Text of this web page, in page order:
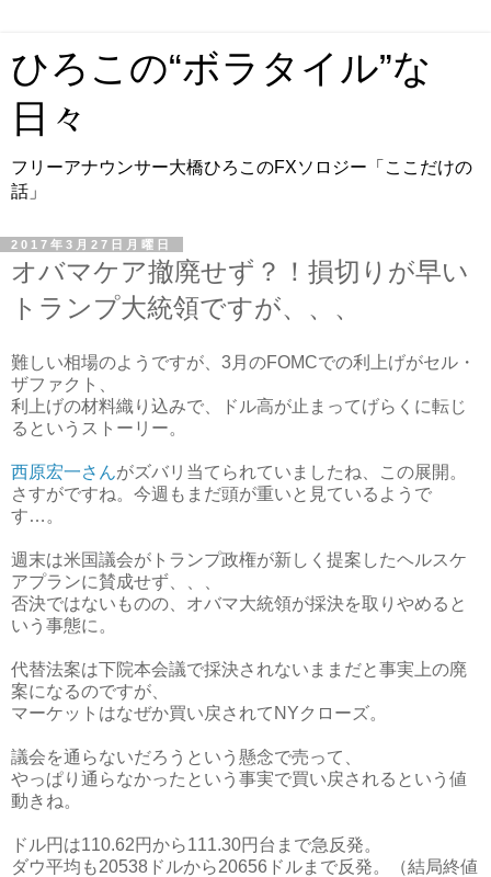
ひろこの“ボラタイル”な
日々
フリーアナウンサー大橋ひろこのFXソロジー「ここだけの
話」
2017年3月27日月曜日
オバマケア撤廃せず？！損切りが早い
トランプ大統領ですが、、、
難しい相場のようですが、3月のFOMCでの利上げがセル・
ザファクト、
利上げの材料織り込みで、ドル高が止まってげらくに転じ
るというストーリー。
西原宏一さんがズバリ当てられていましたね、この展開。
さすがですね。今週もまだ頭が重いと見ているようで
す…。
週末は米国議会がトランプ政権が新しく提案したヘルスケ
アプランに賛成せず、、、
否決ではないものの、オバマ大統領が採決を取りやめると
いう事態に。
代替法案は下院本会議で採決されないままだと事実上の廃
案になるのですが、
マーケットはなぜか買い戻されてNYクローズ。
議会を通らないだろうという懸念で売って、
やっぱり通らなかったという事実で買い戻されるという値
動きね。
ドル円は110.62円から111.30円台まで急反発。
ダウ平均も20538ドルから20656ドルまで反発。（結局終値